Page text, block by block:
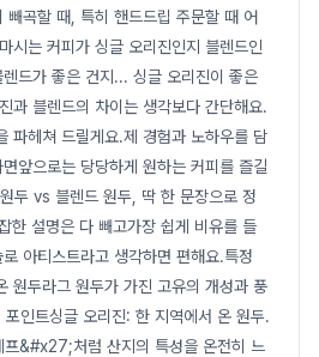
빼곡할 때, 특히 핸드드립 주문할 때 어
시는 커피가 싱글 오리진인지 블렌드인
드가 좋은 건지... 싱글 오리진이 좋은
과 블렌드의 차이는 생각보다 간단해요.
파헤쳐 드릴게요.제 경험과 노하우를 담
앞으로는 당당하게 원하는 커피를 즐길
두 vs 블렌드 원두, 딱 한 문장으로 정
한 설명은 다 빼고가장 쉽게 비유를 들
아티스트라고 생각하면 편해요.특정
원두라그 원두가 가진 고유의 개성과 풍
인트싱글 오리진: 한 지역에서 온 원두.
&#x27;처럼 산지의 특성을 온전히 느